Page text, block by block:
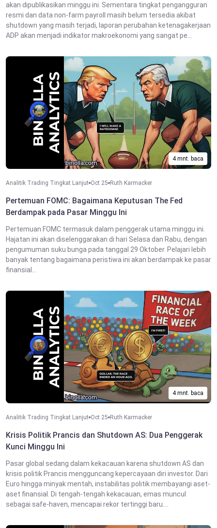
akan dipublikasikan minggu ini. Sementara tingkat pengangguran
resmi dan data non-farm payroll masih belum tersedia akibat
shutdown yang masih terjadi, laporan perubahan ketenagakerjaan
ADP akan menjadi indikator makroekonomi yang sangat pe...
4 mnt. baca
Analitik Trading Tingkat Lanjut Oct 25 Ruth Karmacker
Pertemuan FOMC: Bagaimana Keputusan The Fed
Berdampak pada Pasar Minggu Ini
Pertemuan FOMC termasuk dalam penggerak utama minggu ini.
Hajatan ini akan diselenggarakan di hari Selasa dan Rabu, dengan
pengumuman suku bunga pada tanggal 29 Oktober. Pelajari lebih
banyak tentang bagaimana peristiwa ini akan berdampak ke pasar
finansial...
4 mnt. baca
Analitik Trading Tingkat Lanjut Oct 25 Ruth Karmacker
Krisis Politik Prancis dan Shutdown AS: Dua Penggerak
Kunci Minggu Ini
Pasar global sedang dalam kekacauan karena shutdown AS dan
krisis politik Prancis mengguncang kepercayaan diri investor. Dari
Euro hingga minyak mentah, instabilitas politik membayangi aset-
aset finansial. Di tengah-tengah kekacauan, emas muncul
sebagai safe-haven, mencapai rekor tertinggi baru....